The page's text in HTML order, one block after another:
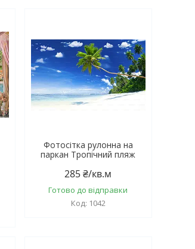
Фотосітка рулонна на
паркан Тропічний пляж
285 ₴/кв.м
Готово до відправки
1042